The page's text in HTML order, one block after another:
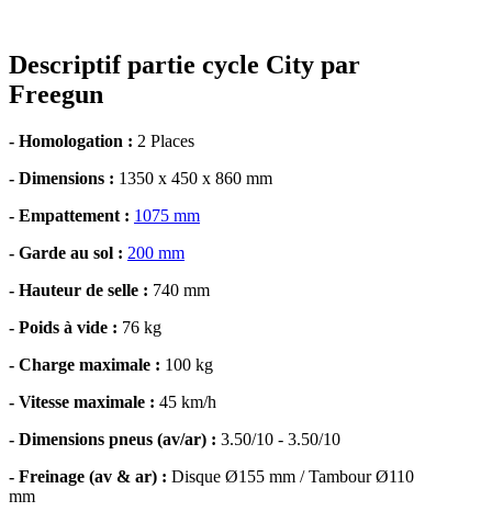
Descriptif partie cycle City par
Freegun
- Homologation : 2 Places
- Dimensions : 1350 x 450 x 860 mm
- Empattement : 1075 mm
- Garde au sol : 200 mm
- Hauteur de selle : 740 mm
- Poids à vide : 76 kg
- Charge maximale : 100 kg
- Vitesse maximale : 45 km/h
- Dimensions pneus (av/ar) : 3.50/10 - 3.50/10
- Freinage (av & ar) : Disque Ø155 mm / Tambour Ø110
mm